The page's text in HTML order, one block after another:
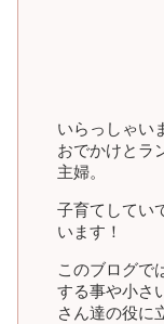
いらっしゃい
おでかけとラ
主婦。
子育てしてい
います！
このブログで
する事や小さ
さん達の役に